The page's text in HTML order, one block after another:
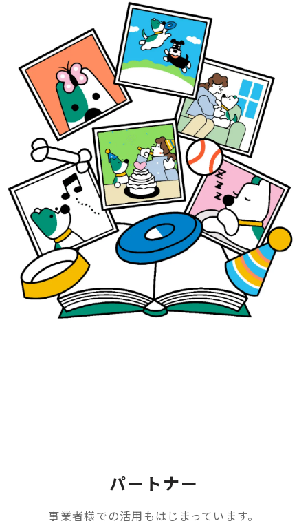
パートナー
事業者様での活用もはじまっています。